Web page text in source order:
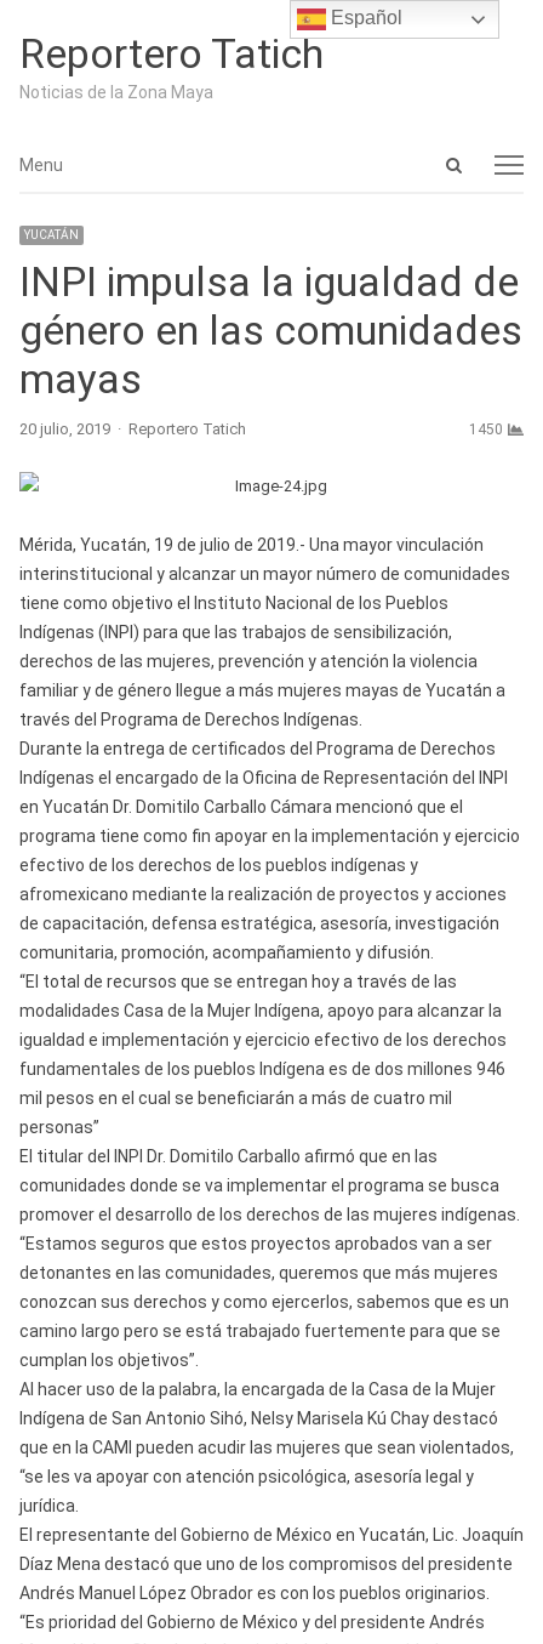
Reportero Tatich
Noticias de la Zona Maya
Open
Menu
Menu
YUCATÁN
INPI impulsa la igualdad de
género en las comunidades
mayas
20 julio, 2019 Author
Reportero Tatich 1450
Mérida, Yucatán, 19 de julio de 2019.- Una mayor vinculación
interinstitucional y alcanzar un mayor número de comunidades
tiene como objetivo el Instituto Nacional de los Pueblos
Indígenas (INPI) para que las trabajos de sensibilización,
derechos de las mujeres, prevención y atención la violencia
familiar y de género llegue a más mujeres mayas de Yucatán a
través del Programa de Derechos Indígenas.
Durante la entrega de certificados del Programa de Derechos
Indígenas el encargado de la Oficina de Representación del INPI
en Yucatán Dr. Domitilo Carballo Cámara mencionó que el
programa tiene como fin apoyar en la implementación y ejercicio
efectivo de los derechos de los pueblos indígenas y
afromexicano mediante la realización de proyectos y acciones
de capacitación, defensa estratégica, asesoría, investigación
comunitaria, promoción, acompañamiento y difusión.
“El total de recursos que se entregan hoy a través de las
modalidades Casa de la Mujer Indígena, apoyo para alcanzar la
igualdad e implementación y ejercicio efectivo de los derechos
fundamentales de los pueblos Indígena es de dos millones 946
mil pesos en el cual se beneficiarán a más de cuatro mil
personas”
El titular del INPI Dr. Domitilo Carballo afirmó que en las
comunidades donde se va implementar el programa se busca
promover el desarrollo de los derechos de las mujeres indígenas.
“Estamos seguros que estos proyectos aprobados van a ser
detonantes en las comunidades, queremos que más mujeres
conozcan sus derechos y como ejercerlos, sabemos que es un
camino largo pero se está trabajado fuertemente para que se
cumplan los objetivos”.
Al hacer uso de la palabra, la encargada de la Casa de la Mujer
Indígena de San Antonio Sihó, Nelsy Marisela Kú Chay destacó
que en la CAMI pueden acudir las mujeres que sean violentados,
“se les va apoyar con atención psicológica, asesoría legal y
jurídica.
El representante del Gobierno de México en Yucatán, Lic. Joaquín
Díaz Mena destacó que uno de los compromisos del presidente
Andrés Manuel López Obrador es con los pueblos originarios.
“Es prioridad del Gobierno de México y del presidente Andrés
Español